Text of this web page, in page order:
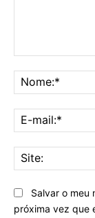
Salvar o meu
próxima vez que